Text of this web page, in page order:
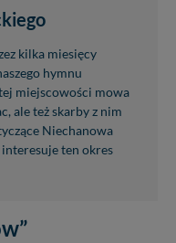
kilka miesięcy
hymnu
miejscowości mowa
ale też skarby z nim
Niechanowa
ten okres